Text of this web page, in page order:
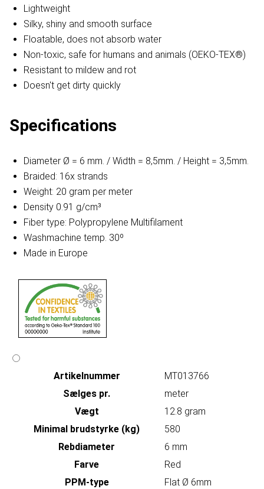
Lightweight
Silky, shiny and smooth surface
Floatable, does not absorb water
Non-toxic, safe for humans and animals (OEKO-TEX®)
Resistant to mildew and rot
Doesn't get dirty quickly
Specifications
Diameter Ø = 6 mm. / Width = 8,5mm. / Height = 3,5mm.
Braided: 16x strands
Weight: 20 gram per meter
Density 0.91 g/cm³
Fiber type: Polypropylene Multifilament
Washmachine temp. 30º
Made in Europe
Artikelnummer
MT013766
Sælges pr.
meter
Vægt
12.8 gram
Minimal brudstyrke (kg)
580
Rebdiameter
6 mm
Farve
Red
PPM-type
Flat Ø 6mm